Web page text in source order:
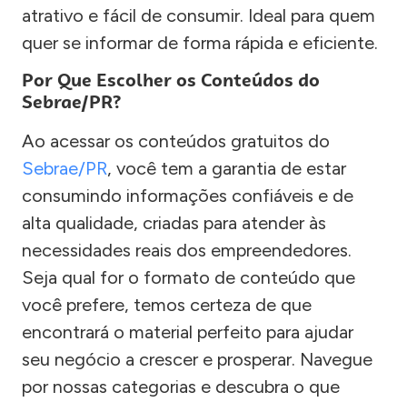
atrativo e fácil de consumir. Ideal para quem
quer se informar de forma rápida e eficiente.
Por Que Escolher os Conteúdos do
Sebrae/PR?
Ao acessar os conteúdos gratuitos do
Sebrae/PR, você tem a garantia de estar
consumindo informações confiáveis e de
alta qualidade, criadas para atender às
necessidades reais dos empreendedores.
Seja qual for o formato de conteúdo que
você prefere, temos certeza de que
encontrará o material perfeito para ajudar
seu negócio a crescer e prosperar. Navegue
por nossas categorias e descubra o que